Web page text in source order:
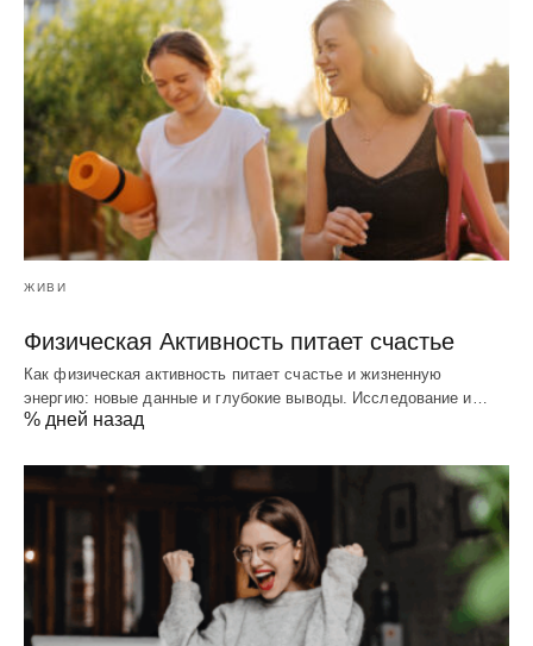
ЖИВИ
Физическая Активность питает счастье
Как физическая активность питает счастье и жизненную
энергию: новые данные и глубокие выводы. Исследование и…
% дней назад